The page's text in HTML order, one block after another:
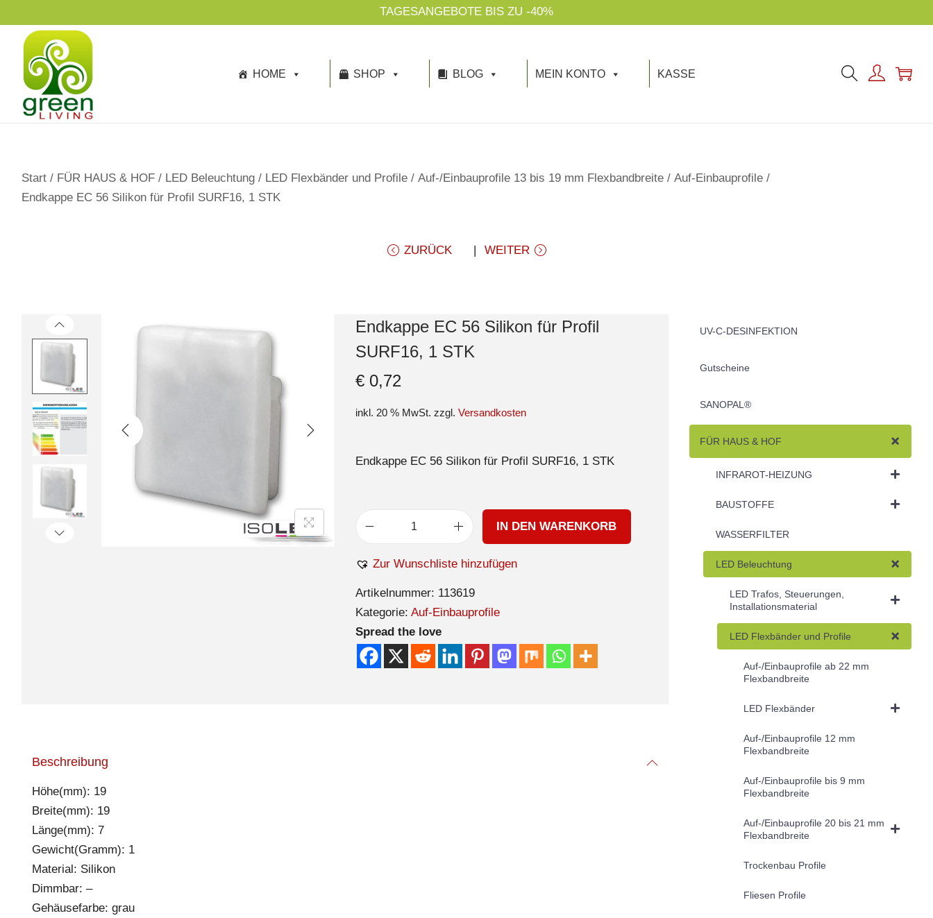
p
TAGESANGEBOTE BIS ZU -40%
HOME SHOP BLOG MEIN KONTO KASSE
Start / FÜR HAUS & HOF / LED Beleuchtung / LED Flexbänder und Profile / Auf-/Einbauprofile 13 bis 19 mm Flexbandbreite / Auf-Einbauprofile /
Endkappe EC 56 Silikon für Profil SURF16, 1 STK
ZURÜCK WEITER
Endkappe EC 56 Silikon für Profil
SURF16, 1 STK
€0,72
inkl. 20 % MwSt. zzgl. Versandkosten
Endkappe EC 56 Silikon für Profil SURF16, 1 STK
IN DEN WARENKORB
Zur Wunschliste hinzufügen
Artikelnummer: 113619
Kategorie: Auf-Einbauprofile
Spread the love
Beschreibung
Höhe(mm): 19
Breite(mm): 19
Länge(mm): 7
Gewicht(Gramm): 1
Material: Silikon
Dimmbar: –
Gehäusefarbe: grau
UV-C-DESINFEKTION
Gutscheine
SANOPAL®
FÜR HAUS & HOF
INFRAROT-HEIZUNG
BAUSTOFFE
WASSERFILTER
LED Beleuchtung
LED Trafos, Steuerungen,
Installationsmaterial
LED Flexbänder und Profile
Auf-/Einbauprofile ab 22 mm
Flexbandbreite
LED Flexbänder
Auf-/Einbauprofile 12 mm
Flexbandbreite
Auf-/Einbauprofile bis 9 mm
Flexbandbreite
Auf-/Einbauprofile 20 bis 21 mm
Flexbandbreite
Trockenbau Profile
Fliesen Profile